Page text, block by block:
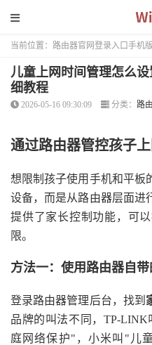
当前位置： 路由器官网登录入口手机版
儿童上网时间管理怎么
细教程
2026-05-16 09:30:09 分类： 路
通过路由器管控孩子
想限制孩子使用手机和平板
设备，而是从路由器层面进
提供了家长控制功能，可
限。
方法一：使用路由器自
登录路由器管理后台，找到
品牌的叫法不同，TP-
庭网络保护"，小米叫"儿